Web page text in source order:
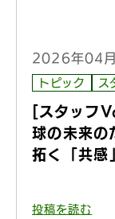
2026年04
トピック ス
[スタッフ
球の未来の
拓く「共感
投稿を読む